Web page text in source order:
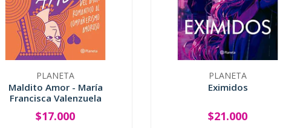
PLANETA
Maldito Amor - María
Francisca Valenzuela
+
$17.000
PLANETA
Eximidos
+
$21.000